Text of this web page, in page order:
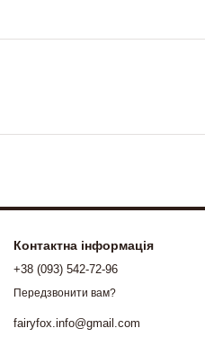
Контактна інформація
+38 (093) 542-72-96
Передзвонити вам?
fairyfox.info@gmail.com